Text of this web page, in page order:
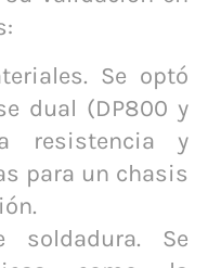
Se optó
dual (DP800 y
resistencia y
para un chasis
soldadura. Se